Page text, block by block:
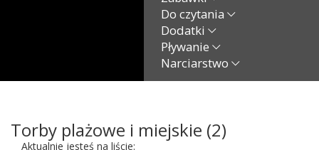
Do czytania
Dodatki
Pływanie
Narciarstwo
Torby plażowe i miejskie (2)
Aktualnie jesteś na liście: